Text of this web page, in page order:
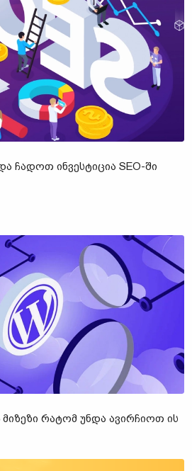
ᲩᲐᲓᲝᲗ ᲘᲜᲕᲔᲡᲢᲘᲪᲘᲐ SEO-ᲨᲘ
ᲛᲘᲖᲔᲖᲘ ᲠᲐᲢᲝᲛ ᲣᲜᲓᲐ ᲐᲕᲘᲠᲩᲘᲝᲗ ᲘᲡ